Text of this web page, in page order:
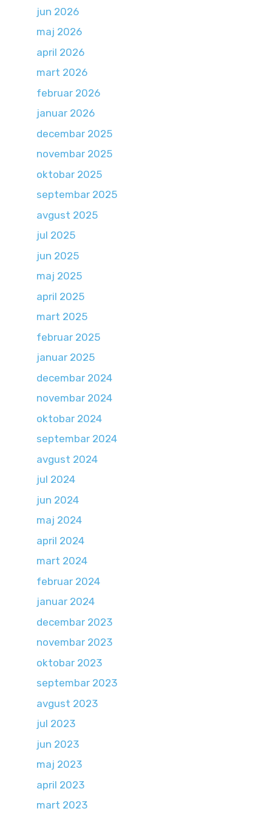
jun 2026
maj 2026
april 2026
mart 2026
februar 2026
januar 2026
decembar 2025
novembar 2025
oktobar 2025
septembar 2025
avgust 2025
jul 2025
jun 2025
maj 2025
april 2025
mart 2025
februar 2025
januar 2025
decembar 2024
novembar 2024
oktobar 2024
septembar 2024
avgust 2024
jul 2024
jun 2024
maj 2024
april 2024
mart 2024
februar 2024
januar 2024
decembar 2023
novembar 2023
oktobar 2023
septembar 2023
avgust 2023
jul 2023
jun 2023
maj 2023
april 2023
mart 2023